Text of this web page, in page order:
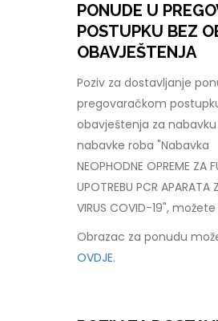
PONUDE U
POSTUPKU BEZ
OBAVJEŠTENJA
Poziv za dostavljanje
pregovaračkom
obavještenja za
nabavke roba "Nabavka
NEOPHODNE OPREME ZA
UPOTREBU PCR APARATA
VIRUS COVID-19",
Obrazac za ponudu
OVDJE.